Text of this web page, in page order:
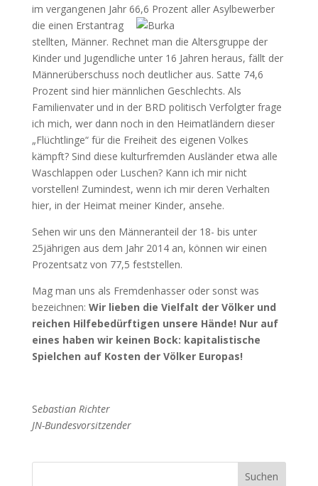
im vergangenen Jahr 66,6 Prozent aller Asylbewerber
die einen Erstantrag
stellten, Männer. Rechnet man die Altersgruppe der
Kinder und Jugendliche unter 16 Jahren heraus, fällt der
Männerüberschuss noch deutlicher aus. Satte 74,6
Prozent sind hier männlichen Geschlechts. Als
Familienvater und in der BRD politisch Verfolgter frage
ich mich, wer dann noch in den Heimatländern dieser
„Flüchtlinge“ für die Freiheit des eigenen Volkes
kämpft? Sind diese kulturfremden Ausländer etwa alle
Waschlappen oder Luschen? Kann ich mir nicht
vorstellen! Zumindest, wenn ich mir deren Verhalten
hier, in der Heimat meiner Kinder, ansehe.
Sehen wir uns den Männeranteil der 18- bis unter
25jährigen aus dem Jahr 2014 an, können wir einen
Prozentsatz von 77,5 feststellen.
Mag man uns als Fremdenhasser oder sonst was
bezeichnen: Wir lieben die Vielfalt der Völker und
reichen Hilfebedürftigen unsere Hände! Nur auf
eines haben wir keinen Bock: kapitalistische
Spielchen auf Kosten der Völker Europas!
Sebastian Richter
JN-Bundesvorsitzender